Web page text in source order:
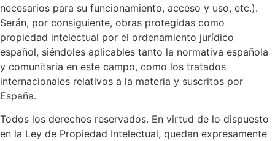
necesarios para su funcionamiento, acceso y uso, etc.).
Serán, por consiguiente, obras protegidas como
propiedad intelectual por el ordenamiento jurídico
español, siéndoles aplicables tanto la normativa española
y comunitaria en este campo, como los tratados
internacionales relativos a la materia y suscritos por
España.
Todos los derechos reservados. En virtud de lo dispuesto
en la Ley de Propiedad Intelectual, quedan expresamente